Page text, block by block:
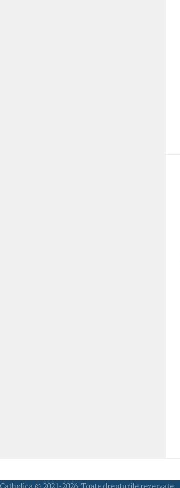
Catholica © 2021-2026. Toate drepturile rezervate.